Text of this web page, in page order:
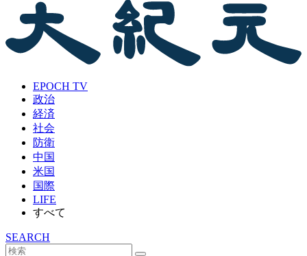
EPOCH TV
政治
経済
社会
防衛
中国
米国
国際
LIFE
すべて
SEARCH